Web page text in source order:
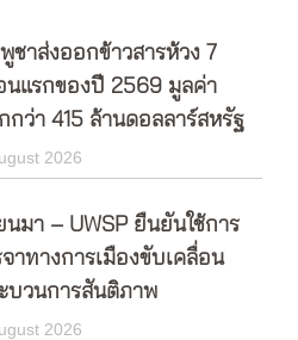
ชาส่งออกข้าวสารห้วง 7
นแรกของปี 2569 มูลค่า
กว่า 415 ล้านดอลลาร์สหรัฐ
2026
นมา – UWSP ยืนยันใช้การ
จาทางการเมืองขับเคลื่อน
บวนการสันติภาพ
2026